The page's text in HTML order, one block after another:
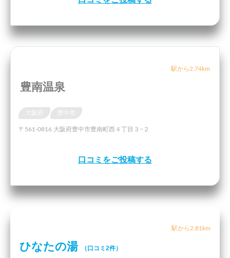
駅から2.74km
豊南温泉
〒561-0816 大阪府豊中市豊南町西４丁目３−２
口コミをご投稿する
駅から2.81km
ひなたの湯 （口コミ2件）